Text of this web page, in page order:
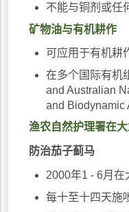
不能与铜剂或任
矿物油与有机耕作
可应用于有机耕
在多个国际有机
and Australian
and Biodynamic
渔农自然护理署在
防治茄子蓟马
2000年1 - 6月在
每十至十四天施